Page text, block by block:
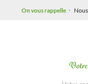
On vous rappelle
Votre